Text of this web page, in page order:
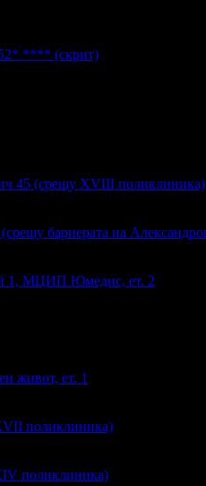
**** (скрит)
45 (срещу XVIII поликлиника)
бариерата на
1, МЦИП Юмедис, ет. 2
живот, ет. 1
поликлиника)
поликлиника)